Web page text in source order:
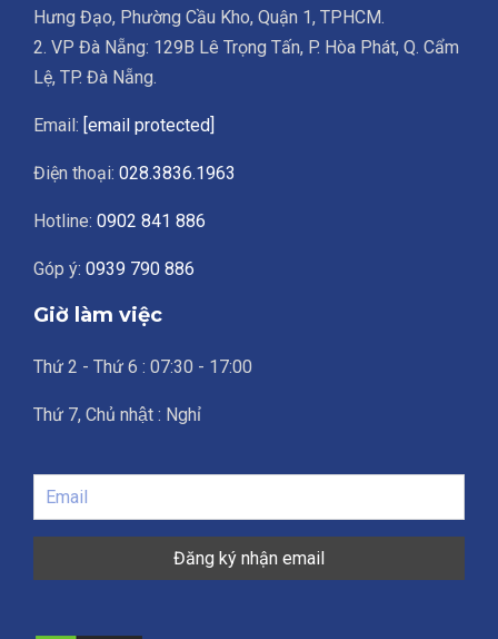
Hưng Đạo, Phường Cầu Kho, Quận 1, TPHCM.
2. VP Đà Nẵng: 129B Lê Trọng Tấn, P. Hòa Phát, Q. Cẩm
Lệ, TP. Đà Nẵng.
Email: [email protected]
Điện thoại: 028.3836.1963
Hotline: 0902 841 886
Góp ý: 0939 790 886
Giờ làm việc
Thứ 2 - Thứ 6 : 07:30 - 17:00
Thứ 7, Chủ nhật : Nghỉ